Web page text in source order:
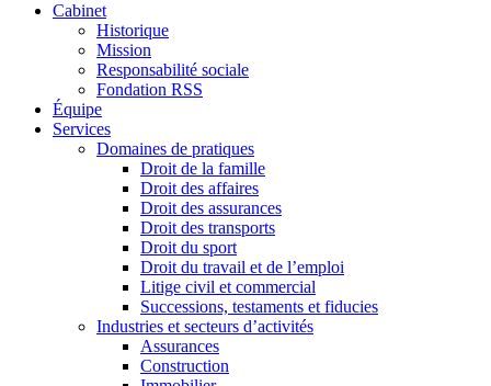
Cabinet
Historique
Mission
Responsabilité sociale
Fondation RSS
Équipe
Services
Domaines de pratiques
Droit de la famille
Droit des affaires
Droit des assurances
Droit des transports
Droit du sport
Droit du travail et de l’emploi
Litige civil et commercial
Successions, testaments et fiducies
Industries et secteurs d’activités
Assurances
Construction